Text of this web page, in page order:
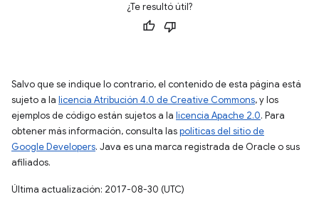
¿Te resultó útil?
Salvo que se indique lo contrario, el contenido de esta página está
sujeto a la licencia Atribución 4.0 de Creative Commons, y los
ejemplos de código están sujetos a la licencia Apache 2.0. Para
obtener más información, consulta laspolíticas del sitio de
Google Developers. Java es una marca registrada de Oracle o sus
afiliados.
Última actualización: 2017-08-30 (UTC)